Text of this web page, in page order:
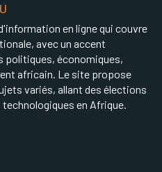
en ligne qui couvre
avec un accent
politiques, économiques,
africain. Le site propose
variés, allant des élections
en Afrique.